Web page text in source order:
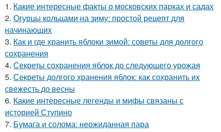
1. Какие интересные факты о московских парках и садах
2. Огурцы кольцами на зиму: простой рецепт для
начинающих
3. Как и где хранить яблоки зимой: советы для долгого
сохранения
4. Секреты сохранения яблок до следующего урожая
5. Секреты долгого хранения яблок: как сохранить их
свежесть до весны
6. Какие интересные легенды и мифы связаны с
историей Ступино
7. Бумага и солома: неожиданная пара